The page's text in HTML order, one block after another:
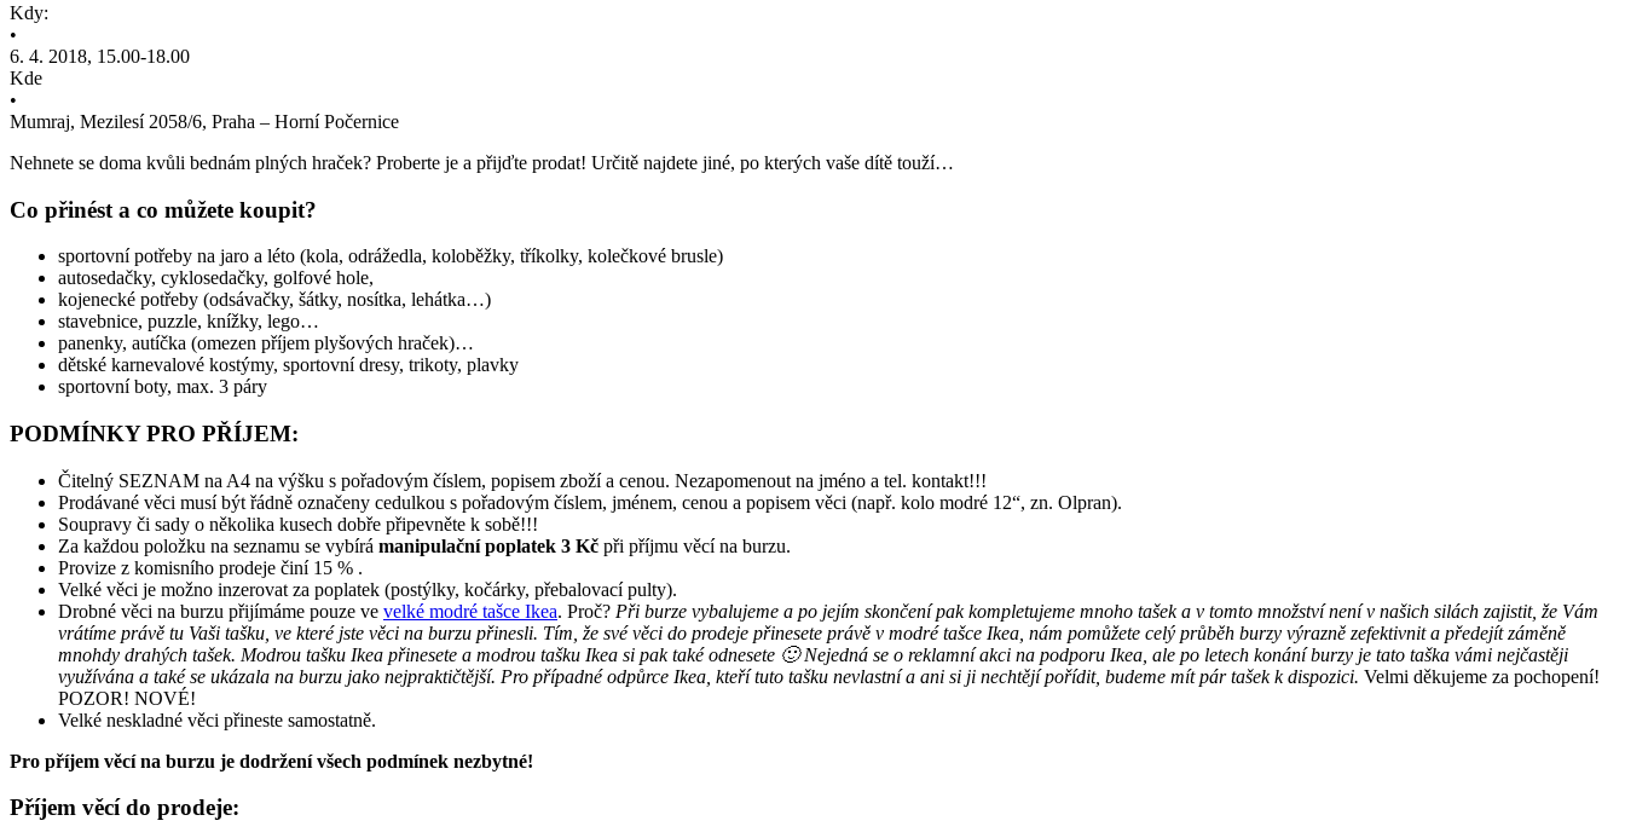
Kdy:
•
6. 4. 2018, 15.00-18.00
Kde
•
Mumraj, Mezilesí 2058/6, Praha – Horní Počernice
Nehnete se doma kvůli bednám plných hraček? Proberte je a přijďte prodat! Určitě najdete jiné, po kterých vaše dítě touží…
Co přinést a co můžete koupit?
sportovní potřeby na jaro a léto (kola, odrážedla, koloběžky, tříkolky, kolečkové brusle)
autosedačky, cyklosedačky, golfové hole,
kojenecké potřeby (odsávačky, šátky, nosítka, lehátka…)
stavebnice, puzzle, knížky, lego…
panenky, autíčka (omezen příjem plyšových hraček)…
dětské karnevalové kostýmy, sportovní dresy, trikoty, plavky
sportovní boty, max. 3 páry
PODMÍNKY PRO PŘÍJEM:
Čitelný SEZNAM na A4 na výšku s pořadovým číslem, popisem zboží a cenou. Nezapomenout na jméno a tel. kontakt!!!
Prodávané věci musí být řádně označeny cedulkou s pořadovým číslem, jménem, cenou a popisem věci (např. kolo modré 12“, zn. Olpran).
Soupravy či sady o několika kusech dobře připevněte k sobě!!!
Za každou položku na seznamu se vybírá manipulační poplatek 3 Kč při příjmu věcí na burzu.
Provize z komisního prodeje činí 15 % .
Velké věci je možno inzerovat za poplatek (postýlky, kočárky, přebalovací pulty).
Drobné věci na burzu přijímáme pouze ve velké modré tašce Ikea. Proč? Při burze vybalujeme a po jejím skončení pak kompletujeme mnoho tašek a v tomto množství není v našich silách zajistit, že Vám
vrátíme právě tu Vaši tašku, ve které jste věci na burzu přinesli. Tím, že své věci do prodeje přinesete právě v modré tašce Ikea, nám pomůžete celý průběh burzy výrazně zefektivnit a předejít záměně
mnohdy drahých tašek. Modrou tašku Ikea přinesete a modrou tašku Ikea si pak také odnesete 🙂 Nejedná se o reklamní akci na podporu Ikea, ale po letech konání burzy je tato taška vámi nejčastěji
využívána a také se ukázala na burzu jako nejpraktičtější. Pro případné odpůrce Ikea, kteří tuto tašku nevlastní a ani si ji nechtějí pořídit, budeme mít pár tašek k dispozici. Velmi děkujeme za pochopení!
POZOR! NOVÉ!
Velké neskladné věci přineste samostatně.
Pro příjem věcí na burzu je dodržení všech podmínek nezbytné!
Příjem věcí do prodeje: